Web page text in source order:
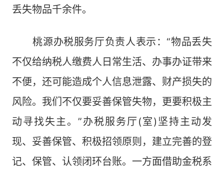
丢失物品千余件。
桃源办税服务厅负责人表示：“物品丢失
不仅给纳税人缴费人日常生活、办事办证带来
不便，还可能造成个人信息泄露、财产损失的
风险。我们不仅要妥善保管失物，更要积极主
动寻找失主。”办税服务厅(室)坚持主动发
现、妥善保管、积极招领原则，建立完善的登
记、保管、认领闭环台账。一方面借助金税系